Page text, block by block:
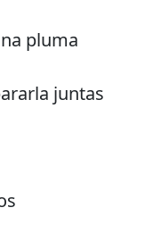
pluma
juntas